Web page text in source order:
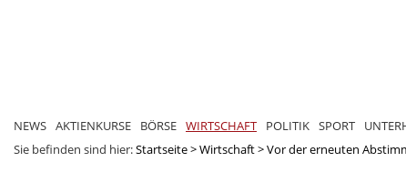
NEWS AKTIENKURSE BÖRSE WIRTSCHAFT POLITIK SPORT
Sie befinden sind hier:Startseite>Wirtschaft>Vor der erneuten